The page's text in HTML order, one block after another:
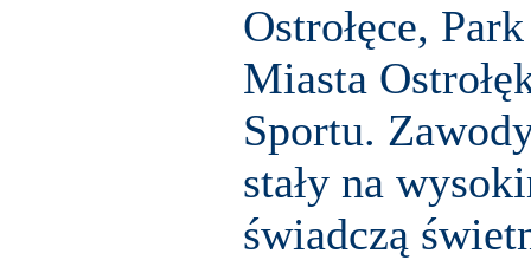
Ostrołęce,
Miasta
Sportu.
stały na
świadczą